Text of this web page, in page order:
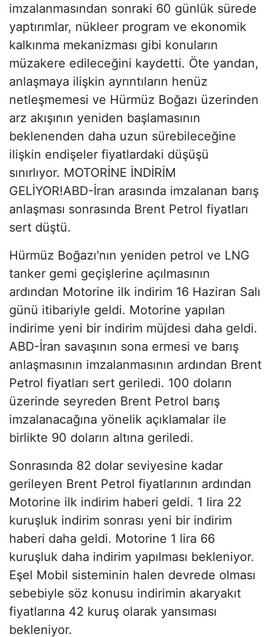
imzalanmasından sonraki 60 günlük sürede
yaptırımlar, nükleer program ve ekonomik
kalkınma mekanizması gibi konuların
müzakere edileceğini kaydetti. Öte yandan,
anlaşmaya ilişkin ayrıntıların henüz
netleşmemesi ve Hürmüz Boğazı üzerinden
arz akışının yeniden başlamasının
beklenenden daha uzun sürebileceğine
ilişkin endişeler fiyatlardaki düşüşü
sınırlıyor. MOTORİNE İNDİRİM
GELİYOR!ABD-İran arasında imzalanan barış
anlaşması sonrasında Brent Petrol fiyatları
sert düştü.
Hürmüz Boğazı'nın yeniden petrol ve LNG
tanker gemi geçişlerine açılmasının
ardından Motorine ilk indirim 16 Haziran Salı
günü itibariyle geldi. Motorine yapılan
indirime yeni bir indirim müjdesi daha geldi.
ABD-İran savaşının sona ermesi ve barış
anlaşmasının imzalanmasının ardından Brent
Petrol fiyatları sert geriledi. 100 doların
üzerinde seyreden Brent Petrol barış
imzalanacağına yönelik açıklamalar ile
birlikte 90 doların altına geriledi.
Sonrasında 82 dolar seviyesine kadar
gerileyen Brent Petrol fiyatlarının ardından
Motorine ilk indirim haberi geldi. 1 lira 22
kuruşluk indirim sonrası yeni bir indirim
haberi daha geldi. Motorine 1 lira 66
kuruşluk daha indirim yapılması bekleniyor.
Eşel Mobil sisteminin halen devrede olması
sebebiyle söz konusu indirimin akaryakıt
fiyatlarına 42 kuruş olarak yansıması
bekleniyor.